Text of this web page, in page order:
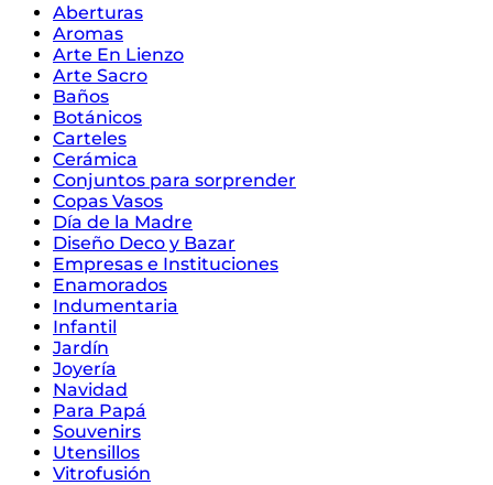
Aberturas
Aromas
Arte En Lienzo
Arte Sacro
Baños
Botánicos
Carteles
Cerámica
Conjuntos para sorprender
Copas Vasos
Día de la Madre
Diseño Deco y Bazar
Empresas e Instituciones
Enamorados
Indumentaria
Infantil
Jardín
Joyería
Navidad
Para Papá
Souvenirs
Utensillos
Vitrofusión